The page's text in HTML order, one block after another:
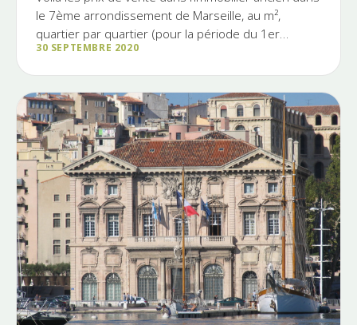
le 7ème arrondissement de Marseille, au m²,
quartier par quartier (pour la période du 1er
Octobre 2019 au...
30 SEPTEMBRE 2020